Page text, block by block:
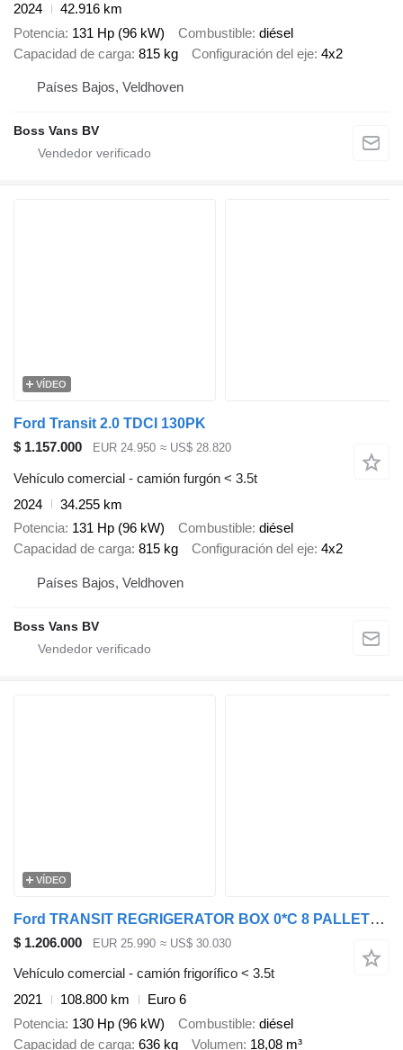
2024
42.916 km
Potencia 131 Hp (96 kW) Combustible diésel
Capacidad de carga 815 kg Configuración del eje 4x2
Países Bajos, Veldhoven
Boss Vans BV
VÍDEO
Ford Transit 2.0 TDCI 130PK
$ 1.157.000
EUR 24.950 ≈ US$ 28.820
Vehículo comercial - camión furgón < 3.5t
2024
34.255 km
Potencia 131 Hp (96 kW) Combustible diésel
Capacidad de carga 815 kg Configuración del eje 4x2
Países Bajos, Veldhoven
Boss Vans BV
VÍDEO
Ford TRANSIT REGRIGERATOR BOX 0*C 8 PALLETS CRUISE CONTROL TWIN WHEEL
$ 1.206.000 EUR 25.990 ≈ US$ 30.030
Vehículo comercial - camión frigorífico < 3.5t
2021
108.800 km
Euro 6
Potencia 130 Hp (96 kW) Combustible diésel
Capacidad de carga 636 kg Volumen 18,08 m³